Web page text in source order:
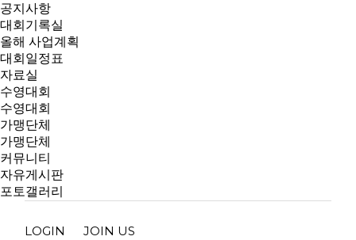
공지사항
대회기록실
올해 사업계획
대회일정표
자료실
수영대회
수영대회
가맹단체
가맹단체
커뮤니티
자유게시판
포토갤러리
LOGIN JOIN US